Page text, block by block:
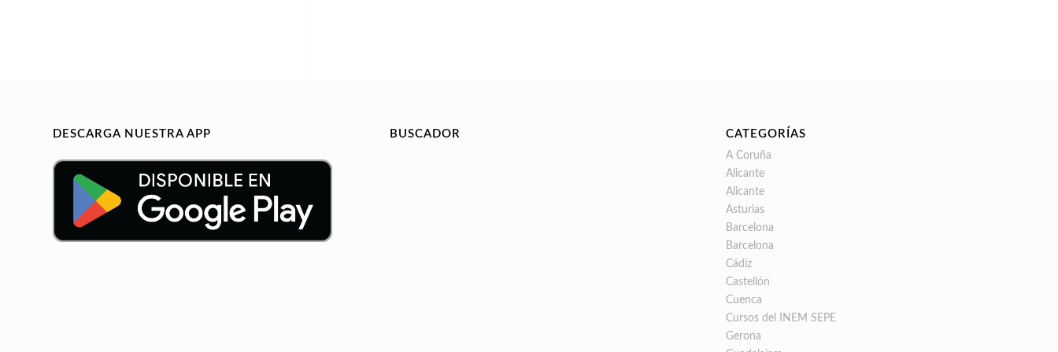
DESCARGA NUESTRA APP BUSCADOR CATEGORÍAS
A Coruña
Alicante
Alicante
Asturias
Barcelona
Barcelona
Cádiz
Castellón
Cuenca
Cursos del INEM SEPE
Gerona